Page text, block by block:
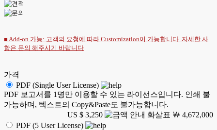
■ Add-on 가능: 고객의 요청에 따라 Customization이 가능합니다. 자세한 사
항은 문의 해주시기 바랍니다
가격
PDF (Single User License)
PDF 보고서를 1명만 이용할 수 있는 라이선스입니다. 인쇄 불
가능하며, 텍스트의 Copy&Paste도 불가능합니다.
US $ 3,250
￦ 4,672,000
PDF (5 User License)